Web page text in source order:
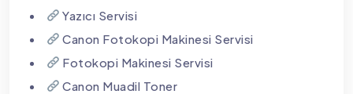
Yazıcı Servisi
Canon Fotokopi Makinesi Servisi
Fotokopi Makinesi Servisi
Canon Muadil Toner